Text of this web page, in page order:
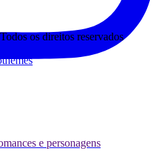
e personagens
os direitos reservados